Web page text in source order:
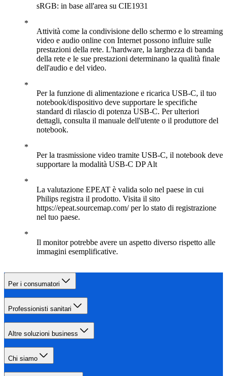
sRGB: in base all'area su CIE1931
Attività come la condivisione dello schermo e lo streaming
video e audio online con Internet possono influire sulle
prestazioni della rete. L'hardware, la larghezza di banda
della rete e le sue prestazioni determinano la qualità finale
dell'audio e del video.
Per la funzione di alimentazione e ricarica USB-C, il tuo
notebook/dispositivo deve supportare le specifiche
standard di rilascio di potenza USB-C. Per ulteriori
dettagli, consulta il manuale dell'utente o il produttore del
notebook.
Per la trasmissione video tramite USB-C, il notebook deve
supportare la modalità USB-C DP Alt
La valutazione EPEAT è valida solo nel paese in cui
Philips registra il prodotto. Visita il sito
https://epeat.sourcemap.com/ per lo stato di registrazione
nel tuo paese.
Il monitor potrebbe avere un aspetto diverso rispetto alle
immagini esemplificative.
Per i consumatori
Professionisti sanitari
Altre soluzioni business
Chi siamo